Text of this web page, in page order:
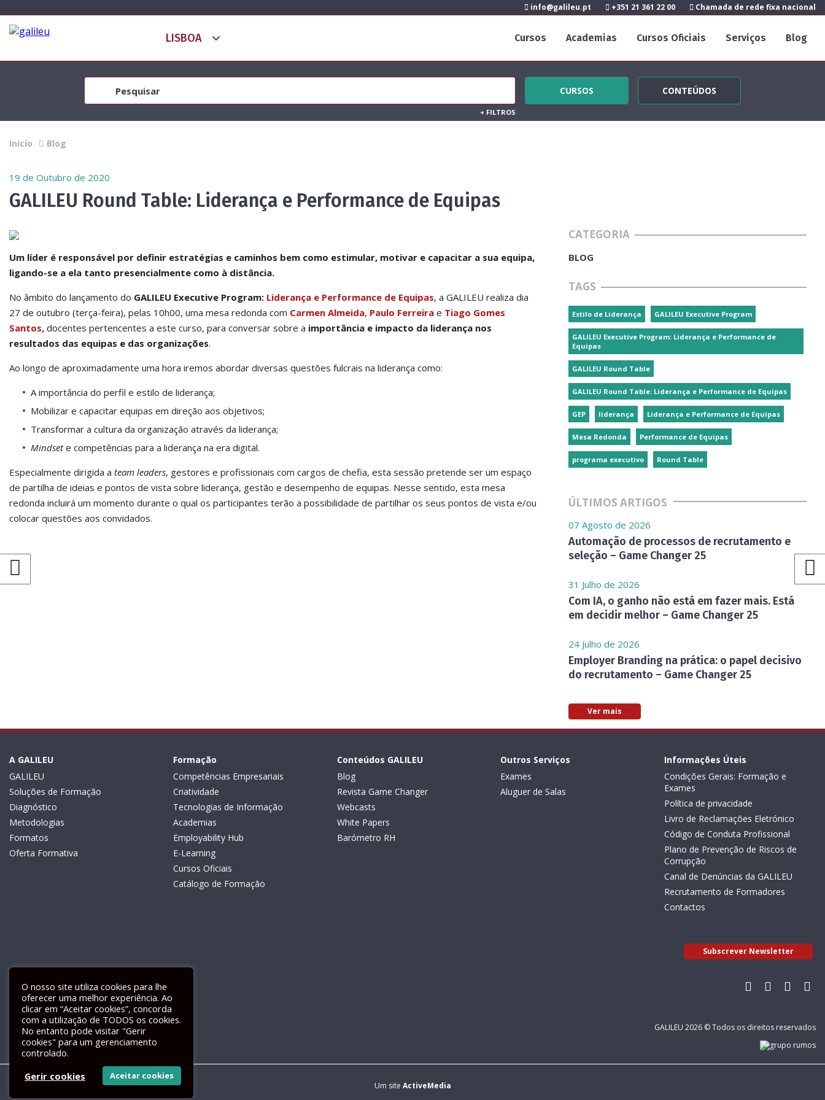
info@galileu.pt +351 21 361 22 00 Chamada de rede fixa nacional
Cursos Academias Cursos Oficiais Serviços Blog
CURSOS CONTEÚDOS
+ FILTROS
Inicío Blog
19 de Outubro de 2020
GALILEU Round Table: Liderança e Performance de Equipas
Um líder é responsável por definir estratégias e caminhos bem como estimular, motivar e capacitar a sua equipa,
ligando-se a ela tanto presencialmente como à distância.
No âmbito do lançamento do GALILEU Executive Program: Liderança e Performance de Equipas, a GALILEU realiza dia
27 de outubro (terça-feira), pelas 10h00, uma mesa redonda com Carmen Almeida, Paulo Ferreira e Tiago Gomes
Santos, docentes pertencentes a este curso, para conversar sobre a importância e impacto da liderança nos
resultados das equipas e das organizações.
Ao longo de aproximadamente uma hora iremos abordar diversas questões fulcrais na liderança como:
A importância do perfil e estilo de liderança;
Mobilizar e capacitar equipas em direção aos objetivos;
Transformar a cultura da organização através da liderança;
Mindsete competências para a liderança na era digital.
Especialmente dirigida a team leaders, gestores e profissionais com cargos de chefia, esta sessão pretende ser um espaço
de partilha de ideias e pontos de vista sobre liderança, gestão e desempenho de equipas. Nesse sentido, esta mesa
redonda incluirá um momento durante o qual os participantes terão a possibilidade de partilhar os seus pontos de vista e/ou
colocar questões aos convidados.
CATEGORIA
BLOG
TAGS
Estilo de Liderança GALILEU Executive Program
GALILEU Executive Program: Liderança e Performance de
Equipas
GALILEU Round Table
GALILEU Round Table: Liderança e Performance de Equipas
GEP liderança Liderança e Performance de Equipas
Mesa Redonda Performance de Equipas
programa executivo Round Table
ÚLTIMOS ARTIGOS
07 Agosto de 2026
Automação de processos de recrutamento e
seleção – Game Changer 25
31 Julho de 2026
Com IA, o ganho não está em fazer mais. Está
em decidir melhor – Game Changer 25
24 Julho de 2026
Employer Branding na prática: o papel decisivo
do recrutamento – Game Changer 25
Ver mais
A GALILEU
GALILEU
Soluções de Formação
Diagnóstico
Metodologias
Formatos
Oferta Formativa
Formação
Competências Empresariais
Criatividade
Tecnologias de Informação
Academias
Employability Hub
E-Learning
Cursos Oficiais
Catálogo de Formação
Conteúdos GALILEU
Blog
Revista Game Changer
Webcasts
White Papers
Barómetro RH
Outros Serviços
Exames
Aluguer de Salas
Informações Úteis
Condições Gerais: Formação e
Exames
Política de privacidade
Livro de Reclamações Eletrónico
Código de Conduta Profissional
Plano de Prevenção de Riscos de
Corrupção
Canal de Denúncias da GALILEU
Recrutamento de Formadores
Contactos
Subscrever Newsletter
Livro de Reclamações Electrónico GALILEU 2026 © Todos os direitos reservados
Um site ActiveMedia
O nosso site utiliza cookies para lhe
oferecer uma melhor experiência. Ao
clicar em “Aceitar cookies”, concorda
com a utilização de TODOS os cookies.
No entanto pode visitar "Gerir
cookies" para um gerenciamento
controlado.
Gerir cookies
Aceitar cookies